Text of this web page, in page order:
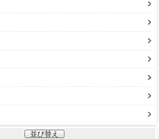
並び替え